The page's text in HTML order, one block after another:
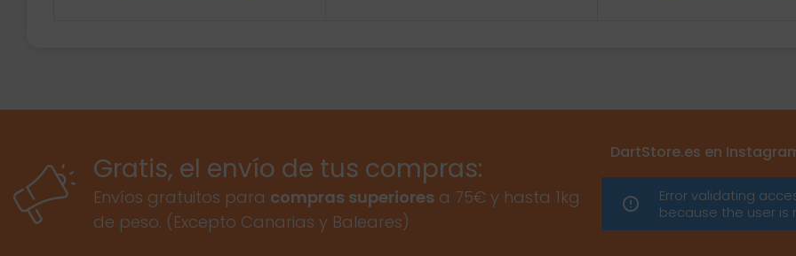
Gratis, el envío de tus compras:
Envíos gratuitos para compras superiores a 75€ y hasta 1kg
de peso. (Excepto Canarias y Baleares)
DartStore.es en
Error validating
because the user is